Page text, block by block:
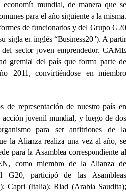
- Registro
mundial, de manera que se
para el año siguiente a la misma.
de funcionarios y del Grupo G20
sigla en inglés “Business20”). A partir
sector joven emprendedor. CAME
gremial del país que forma parte de
2011, convirtiéndose en miembro
de representación de nuestro país en
acción juvenil mundial, y luego de dos
para ser anfitriones de la
la Alianza realiza una vez al año, se
para la Asamblea correspondiente al
como miembro de la Alianza de
G20, participó de las Asambleas
Capri (Italia); Riad (Arabia Saudita);